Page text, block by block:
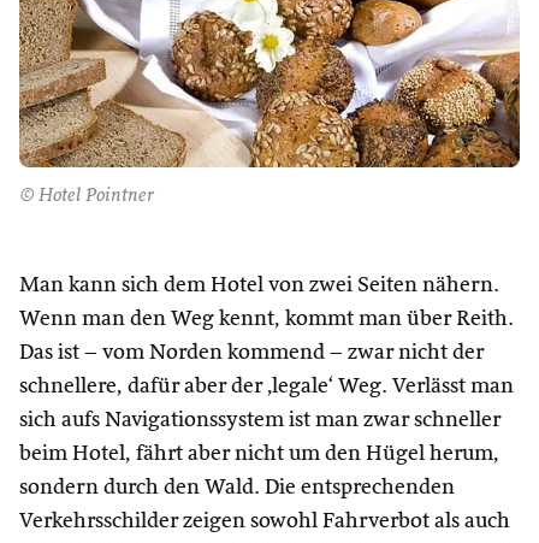
© Hotel Pointner
Man kann sich dem Hotel von zwei Seiten nähern.
Wenn man den Weg kennt, kommt man über Reith.
Das ist – vom Norden kommend – zwar nicht der
schnellere, dafür aber der ‚legale‘ Weg. Verlässt man
sich aufs Navigationssystem ist man zwar schneller
beim Hotel, fährt aber nicht um den Hügel herum,
sondern durch den Wald. Die entsprechenden
Verkehrsschilder zeigen sowohl Fahrverbot als auch